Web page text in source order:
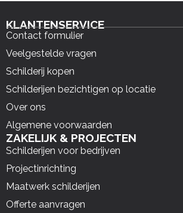
KLANTENSERVICE
Contact formulier
Veelgestelde vragen
Schilderij kopen
Schilderijen bezichtigen op locatie
Over ons
Algemene voorwaarden
ZAKELIJK & PROJECTEN
Schilderijen voor bedrijven
Projectinrichting
Maatwerk schilderijen
Offerte aanvragen